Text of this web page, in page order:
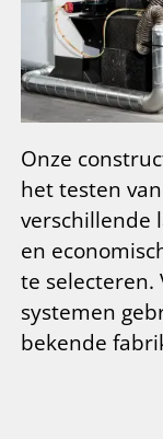
Onze
het testen
verschillende
en
te selecteren.
systemen
bekende